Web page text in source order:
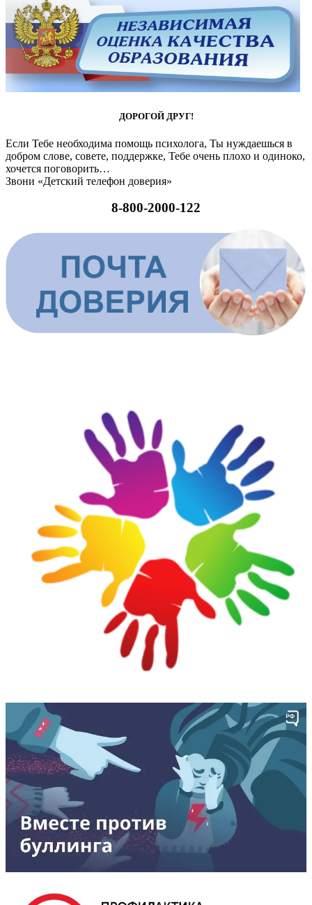
ДОРОГОЙ ДРУГ!
Если Тебе необходима помощь психолога, Ты нуждаешься в
добром слове, совете, поддержке, Тебе очень плохо и одиноко,
хочется поговорить…
Звони «Детский телефон доверия»
8-800-2000-122